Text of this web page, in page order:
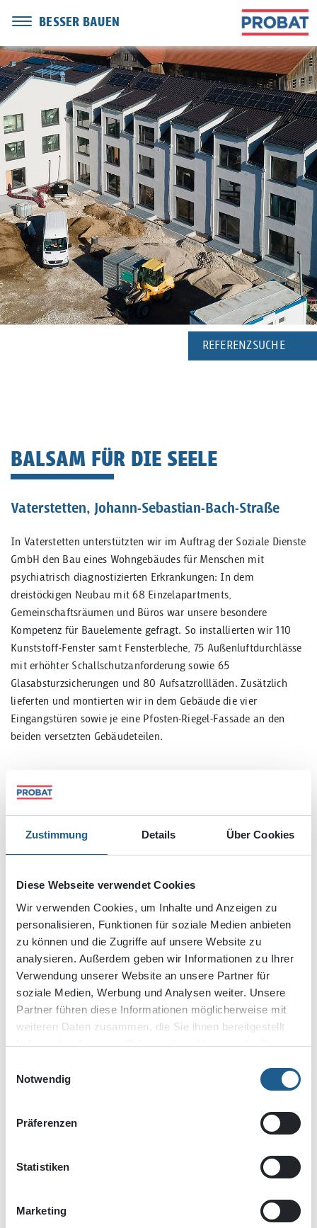
Zustimmung Details Über Cookies
Diese Webseite verwendet Cookies
Wir verwenden Cookies, um Inhalte und Anzeigen zu
personalisieren, Funktionen für soziale Medien anbieten
zu können und die Zugriffe auf unsere Website zu
analysieren. Außerdem geben wir Informationen zu Ihrer
Verwendung unserer Website an unsere Partner für
soziale Medien, Werbung und Analysen weiter. Unsere
Partner führen diese Informationen möglicherweise mit
weiteren Daten zusammen, die Sie ihnen bereitgestellt
haben oder die sie im Rahmen Ihrer Nutzung der Dienste
Notwendig
Präferenzen
Statistiken
Marketing
BESSER BAUEN
REFERENZSUCHE
BALSAM FÜR DIE SEELE
Vaterstetten, Johann-Sebastian-Bach-Straße
In Vaterstetten unterstützten wir im Auftrag der Soziale Dienste
GmbH den Bau eines Wohngebäudes für Menschen mit
psychiatrisch diagnostizierten Erkrankungen: In dem
dreistöckigen Neubau mit 68 Einzelapartments,
Gemeinschaftsräumen und Büros war unsere besondere
Kompetenz für Bauelemente gefragt. So installierten wir 110
Kunststoff-Fenster samt Fensterbleche, 75 Außenluftdurchlässe
mit erhöhter Schallschutzanforderung sowie 65
Glasabsturzsicherungen und 80 Aufsatzrollläden. Zusätzlich
lieferten und montierten wir in dem Gebäude die vier
Eingangstüren sowie je eine Pfosten-Riegel-Fassade an den
beiden versetzten Gebäudeteilen.
BAUHERR:
Soziale Dienste Psychatrie gemeinnützige GmbH